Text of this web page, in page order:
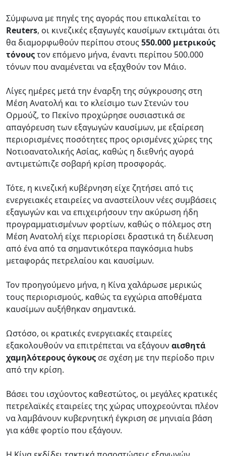
Σύμφωνα με πηγές της αγοράς που επικαλείται το
Reuters, οι κινεζικές εξαγωγές καυσίμων εκτιμάται ότι
θα διαμορφωθούν περίπου στους550.000 μετρικούς
τόνουςτον επόμενο μήνα, έναντι περίπου 500.000
τόνων που αναμένεται να εξαχθούν τον Μάιο.
Λίγες ημέρες μετά την έναρξη της σύγκρουσης στη
Μέση Ανατολή και το κλείσιμο των Στενών του
Ορμούζ, το Πεκίνο προχώρησε ουσιαστικά σε
απαγόρευση των εξαγωγών καυσίμων, με εξαίρεση
περιορισμένες ποσότητες προς ορισμένες χώρες της
Νοτιοανατολικής Ασίας, καθώς η διεθνής αγορά
αντιμετώπιζε σοβαρή κρίση προσφοράς.
Τότε, η κινεζική κυβέρνηση είχε ζητήσει από τις
ενεργειακές εταιρείες να αναστείλουν νέες συμβάσεις
εξαγωγών και να επιχειρήσουν την ακύρωση ήδη
προγραμματισμένων φορτίων, καθώς ο πόλεμος στη
Μέση Ανατολή είχε περιορίσει δραστικά τη διέλευση
από ένα από τα σημαντικότερα παγκόσμια hubs
μεταφοράς πετρελαίου και καυσίμων.
Τον προηγούμενο μήνα, η Κίνα χαλάρωσε μερικώς
τους περιορισμούς, καθώς τα εγχώρια αποθέματα
καυσίμων αυξήθηκαν σημαντικά.
Ωστόσο, οι κρατικές ενεργειακές εταιρείες
εξακολουθούν να επιτρέπεται να εξάγουν αισθητά
χαμηλότερους όγκους σε σχέση με την περίοδο πριν
από την κρίση.
Βάσει του ισχύοντος καθεστώτος, οι μεγάλες κρατικές
πετρελαϊκές εταιρείες της χώρας υποχρεούνται πλέον
να λαμβάνουν κυβερνητική έγκριση σε μηνιαία βάση
για κάθε φορτίο που εξάγουν.